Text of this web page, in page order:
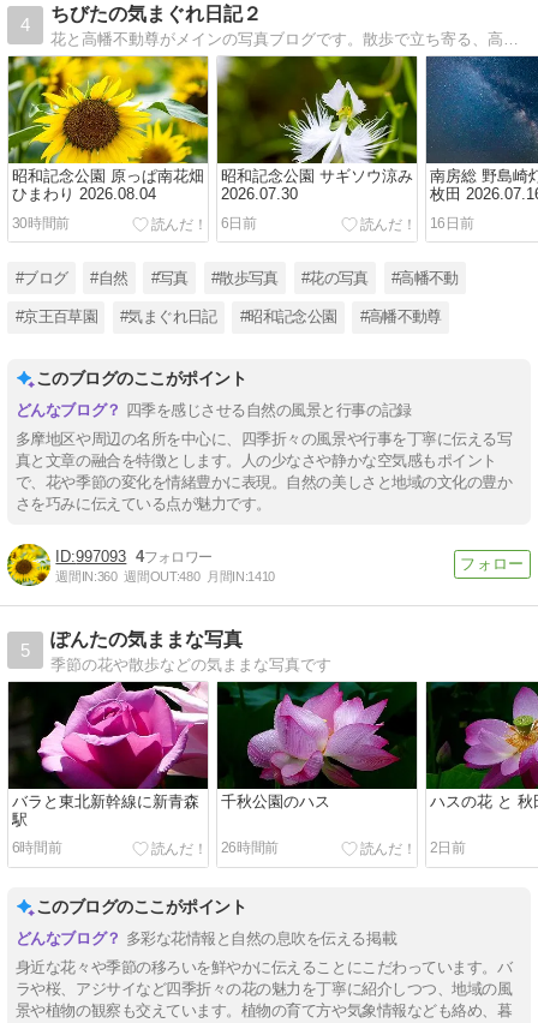
4
ちびたの気まぐれ日記２
花と高幡不動尊がメインの写真ブログです。散歩で立ち寄る、高幡不動尊、昭和記念公園、京王百草園の様子です
昭和記念公園 原っぱ南花畑
ひまわり 2026.08.04
30時間前
昭和記念公園 サギソウ涼み
2026.07.30
6日前
南房総 野島崎
枚田
16日前
#ブログ #自然 #写真 #散歩写真 #花の写真 #高幡不動
#京王百草園 #気まぐれ日記 #昭和記念公園 #高幡不動尊
このブログのここがポイント
四季を感じさせる自然の風景と行事の記録
多摩地区や周辺の名所を中心に、四季折々の風景や行事を丁寧に伝える写
真と文章の融合を特徴とします。人の少なさや静かな空気感もポイント
で、花や季節の変化を情緒豊かに表現。自然の美しさと地域の文化の豊か
さを巧みに伝えている点が魅力です。
997093 4
週間IN:360 週間OUT:480 月間IN:1410
5
ぽんたの気ままな写真
季節の花や散歩などの気ままな写真です
バラと東北新幹線に新青森
駅
6時間前
千秋公園のハス
26時間前
ハスの花 と 秋
2日前
このブログのここがポイント
多彩な花情報と自然の息吹を伝える掲載
身近な花々や季節の移ろいを鮮やかに伝えることにこだわっています。バ
ラや桜、アジサイなど四季折々の花の魅力を丁寧に紹介しつつ、地域の風
景や植物の観察も交えています。植物の育て方や気象情報なども絡め、暮